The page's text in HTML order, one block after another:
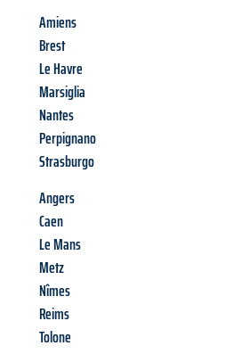
Amiens
Brest
Le Havre
Marsiglia
Nantes
Perpignano
Strasburgo
Angers
Caen
Le Mans
Metz
Nîmes
Reims
Tolone